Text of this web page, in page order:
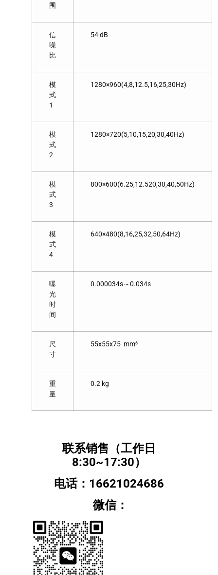
围
信
噪
比
54 dB
模
式
1
1280×960(4,8,12.5,16,25,30Hz)
模
式
2
1280×720(5,10,15,20,30,40Hz)
模
式
3
800×600(6.25,12.520,30,40,50Hz)
模
式
4
640×480(8,16,25,32,50,64Hz)
曝
光
时
间
0.000034s～0.034s
尺
寸
55x55x75 mm³
重
量
0.2 kg
联系销售（工作日
8:30~17:30）
电话：16621024686
微信：